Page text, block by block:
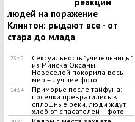
людей на поражение
Клинтон: рыдают все - от
стара до млада
23:42
Сексуальность "учительницы"
из Минска Оксаны
Невеселой покорила весь
мир – лучшие фото
14:54
Приморье после тайфуна:
поселки превратились в
сплошные реки, люди ждут
хлеб от спасателей – фото